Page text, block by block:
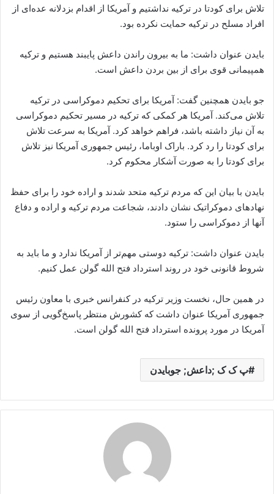
تلاش برای کودتا در ترکیه نداشتیم و آمریکا از اقدام بزدلانه عده‌ای از
افراد مسلح در ترکیه حمایت نکرده بود.
بایدن عنوان داشت: ما به بیرون راندن داعش پایبند هستیم و ترکیه
همپیمانی قوی برای از بین بردن داعش است.
جو بایدن همچنین گفت: آمریکا برای تحکیم دموکراسی در ترکیه
تلاش می‌کند. آمریکا هر کمکی که ترکیه در مسیر تحکیم دموکراسی
به آن نیاز داشته باشد، فراهم خواهد کرد. آمریکا به سرعت تلاش
برای کودتا را رد کرد. باراک اوباما، رئیس جمهوری آمریکا نیز تلاش
برای کودتا را به صورت آشکار محکوم کرد.
بایدن با بیان این که مردم ترکیه متحد شدند و اراده خود را برای حفظ
نهادهای دموکراتیک نشان دادند، شجاعت مردم ترکیه و اراده و دفاع
آنها از دموکراسی را ستود.
بایدن عنوان داشت: ترکیه دوستی مهم‌تر از آمریکا ندارد و ما باید به
شروط قانونی خود در روند استرداد فتح الله گولن عمل کنیم.
در همین حال، نخست وزیر ترکیه در کنفرانس خبری با معاون رئیس
جمهوری آمریکا عنوان داشت که کشورش منتظر پاسخ‌گویی از سوی
آمریکا در مورد پرونده استرداد فتح الله گولن است.
پ ک ک ;داعش; جوبایدن